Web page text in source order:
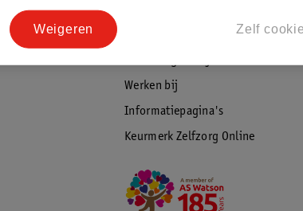
Werken bij
Informatiepagina's
Keurmerk Zelfzorg Online
Zelf
Weigeren